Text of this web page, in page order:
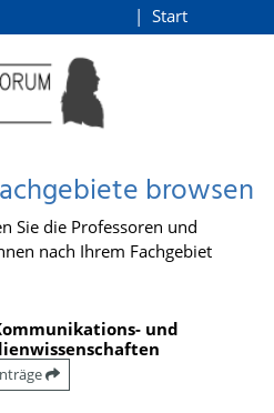
Start
browsen
Sie die Professoren und
nach Ihrem Fachgebiet
und